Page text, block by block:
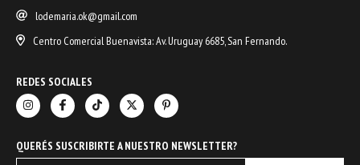
lodemaria.ok@gmail.com
Centro Comercial Buenavista: Av. Uruguay 6685, San Fernando.
REDES SOCIALES
QUERÉS SUSCRIBIRTE A NUESTRO NEWSLETTER?